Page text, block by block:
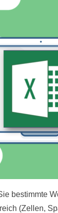
bestimmte
(Zellen,